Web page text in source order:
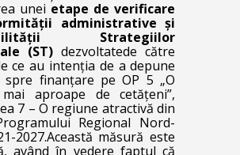
unei etape de verificare
administrative și
Strategiilor
(ST)dezvoltatede către
ce au intenția de a depune
spre finanțare pe OP 5 „O
aproape de cetățeni”,
7 – O regiune atractivă din
Regional Nord-
2027.Această măsură este
având în vedere faptul că